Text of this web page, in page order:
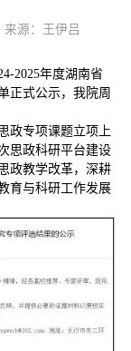
来源：王伊吕
2025年度湖南省
正式公示，我院周
政专项课题立项上
思政科研平台建设
政教学改革，深耕
育与科研工作发展